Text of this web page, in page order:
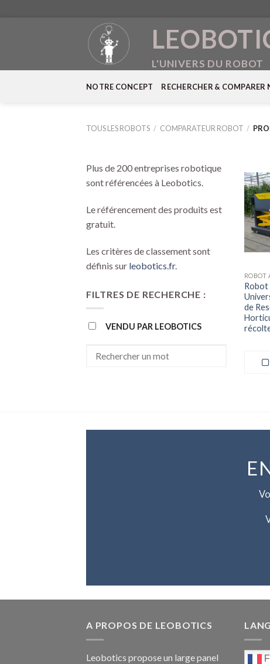
L'UNIVERS DU ROBOT
NOTRE CONCEPT RECHERCHER & COMPARER
TOUS LES ROBOTS / COMPARATEUR ROBOT /
Plus de 200 entreprises robotique
sont référencées à Leobotics.
Le référencement des produits est
gratuit.
Les critères de classement sont
définis sur leobotics.fr.
FILTRES DE RECHERCHE :
VENDU PAR LEOBOTICS
ROBOT
de
A PROPOS DE LEOBOTICS
Leobotics propose un large panel